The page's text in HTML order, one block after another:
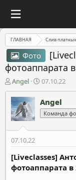
ГЛАВНАЯ Слив
Фото
фотоаппарата
А
в
т
о
р
м
ы
Angel
Д
а
т
а
н
а
а
07.10.22
Angel
Команда
07.10.22
[Liveclasses]
фотоаппарата в